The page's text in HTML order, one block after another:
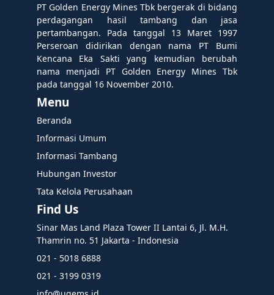
PT Golden Energy Mines Tbk bergerak di bidang
perdagangan hasil tambang dan jasa
pertambangan. Pada tanggal 13 Maret 1997
Perseroan didirikan dengan nama PT Bumi
Kencana Eka Sakti yang kemudian berubah
nama menjadi PT Golden Energy Mines Tbk
pada tanggal 16 November 2010.
Menu
Beranda
Informasi Umum
Informasi Tambang
Hubungan Investor
Tata Kelola Perusahaan
Find Us
Sinar Mas Land Plaza Tower II Lantai 6, Jl. M.H.
Thamrin no. 51 Jakarta - Indonesia
021 - 5018 6888
021 - 3199 0319